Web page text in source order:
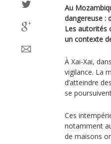
Au
dangereuse :
Les autorités
un contexte
À Xai-Xai,
vigilance. La
d’atteindre
se
Ces
notamment
de maisons